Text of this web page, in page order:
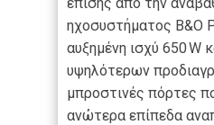
ηχοσυστήματος B&O
αυξημένη ισχύ 650 W
υψηλότερων
μπροστινές πόρτες
ανώτερα επίπεδα